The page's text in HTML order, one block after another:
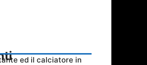
ed il calciatore in